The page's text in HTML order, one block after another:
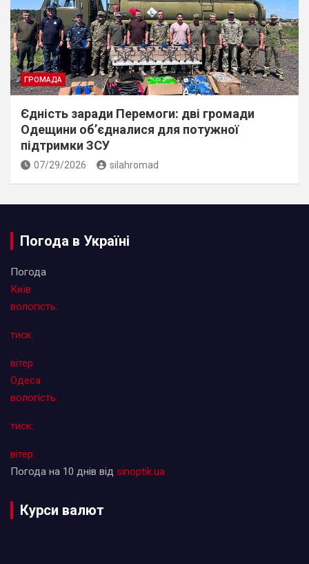
ГРОМАДА
Єдність заради Перемоги: дві громади
Одещини об’єдналися для потужної
підтримки ЗСУ
07/29/2026 silahromad
Погода в Україні
Погода
Київ
вологість:
тиск:
вітер:
Одеса
вологість:
тиск:
вітер:
Погода на 10 днів від sinoptik.ua
Курси валют